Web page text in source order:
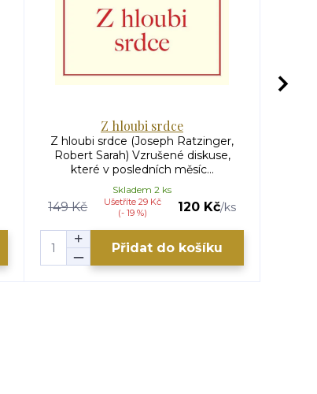
Z hloubi srdce
Z hloubi srdce (Joseph Ratzinger,
Robert Sarah) Vzrušené diskuse,
které v posledních měsíc...
149 Kč
Ušetříte 29 Kč
(- 19 %)
120 Kč/ks
Skladem 2 ks
Přidat do košíku